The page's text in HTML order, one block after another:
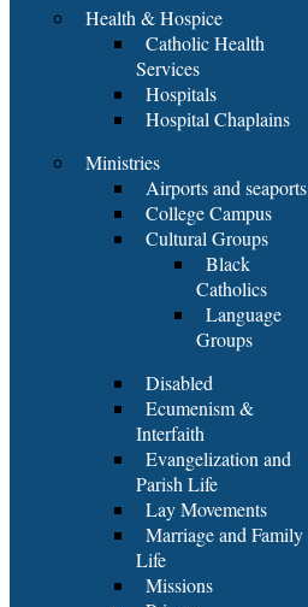
Health & Hospice
Catholic Health
Services
Hospitals
Hospital Chaplains
Ministries
Airports and seaports
College Campus
Cultural Groups
Black
Catholics
Language
Groups
Disabled
Ecumenism &
Interfaith
Evangelization and
Parish Life
Lay Movements
Marriage and Family
Life
Missions